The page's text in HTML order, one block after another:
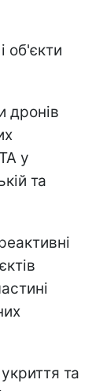
об'єкти
дронів
у
та
та